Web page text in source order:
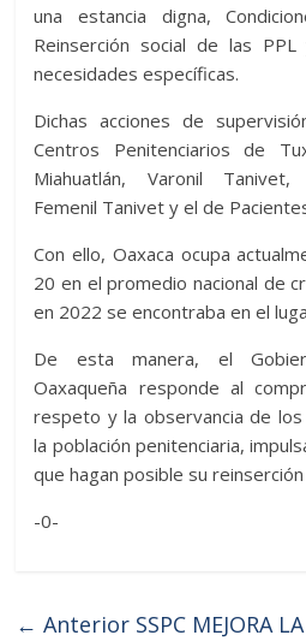
una estancia digna,
Reinserción social de las
necesidades específicas.
Dichas acciones de
Centros Penitenciarios de
Miahuatlán, Varonil Tanivet,
Femenil Tanivet y el de
Con ello, Oaxaca ocupa
20 en el promedio nacional de
en 2022 se encontraba en el
De esta manera, el
Oaxaqueña responde al
respeto y la observancia de
la población penitenciaria,
que hagan posible su
-0-
← Anterior SSPC MEJORA